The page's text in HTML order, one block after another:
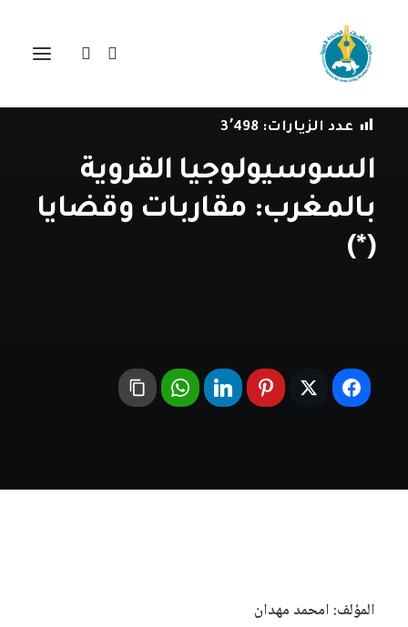
فيمراجعة اصدارات
عدد الزيارات: 3٬498
السوسيولوجيا القروية
بالمغرب: مقاربات وقضايا
(*)
المؤلف: امحمد مهدان